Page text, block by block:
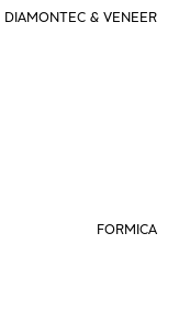
DIAMONTEC & VENEER
FORMICA